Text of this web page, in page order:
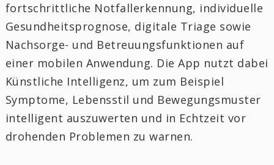
fortschrittliche Notfallerkennung, individuelle
Gesundheitsprognose, digitale Triage sowie
Nachsorge- und Betreuungsfunktionen auf
einer mobilen Anwendung. Die App nutzt dabei
Künstliche Intelligenz, um zum Beispiel
Symptome, Lebensstil und Bewegungsmuster
intelligent auszuwerten und in Echtzeit vor
drohenden Problemen zu warnen.